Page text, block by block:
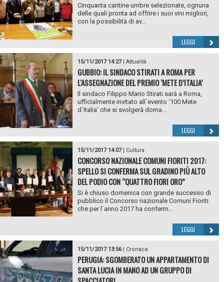
Cinquanta cantine umbre selezionate, ognuna
delle quali pronta ad offrire i suoi vini migliori,
con la possibilità di av...
LEGGI
15/11/2017 14:27| Attualità
GUBBIO: IL SINDACO STIRATI A ROMA PER
L'ASSEGNAZIONE DEL PREMIO ‘METE D’ITALIA’
Il sindaco Filippo Mario Stirati sarà a Roma,
ufficialmente invitato all`evento ‘100 Mete
d`Italia’ che si svolgerà doma...
LEGGI
15/11/2017 14:07| Cultura
CONCORSO NAZIONALE COMUNI FIORITI 2017:
SPELLO SI CONFERMA SUL GRADINO PIÙ ALTO
DEL PODIO CON “QUATTRO FIORI ORO”
Si è chiuso domenica con grande successo di
pubblico il Concorso nazionale Comuni Fioriti
che per l`anno 2017 ha conferm...
LEGGI
15/11/2017 13:56| Cronaca
PERUGIA: SGOMBERATO UN APPARTAMENTO DI
SANTA LUCIA IN MANO AD UN GRUPPO DI